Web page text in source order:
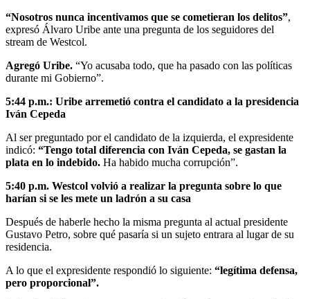
“Nosotros nunca incentivamos que se cometieran los delitos”,
expresó Álvaro Uribe ante una pregunta de los seguidores del
stream de Westcol.
Agregó Uribe. “Yo acusaba todo, que ha pasado con las políticas
durante mi Gobierno”.
5:44 p.m.: Uribe arremetió contra el candidato a la presidencia
Iván Cepeda
Al ser preguntado por el candidato de la izquierda, el expresidente
indicó: “Tengo total diferencia con Iván Cepeda, se gastan la
plata en lo indebido. Ha habido mucha corrupción”.
5:40 p.m. Westcol volvió a realizar la pregunta sobre lo que
harían si se les mete un ladrón a su casa
Después de haberle hecho la misma pregunta al actual presidente
Gustavo Petro, sobre qué pasaría si un sujeto entrara al lugar de su
residencia.
A lo que el expresidente respondió lo siguiente: “legítima defensa,
pero proporcional”.